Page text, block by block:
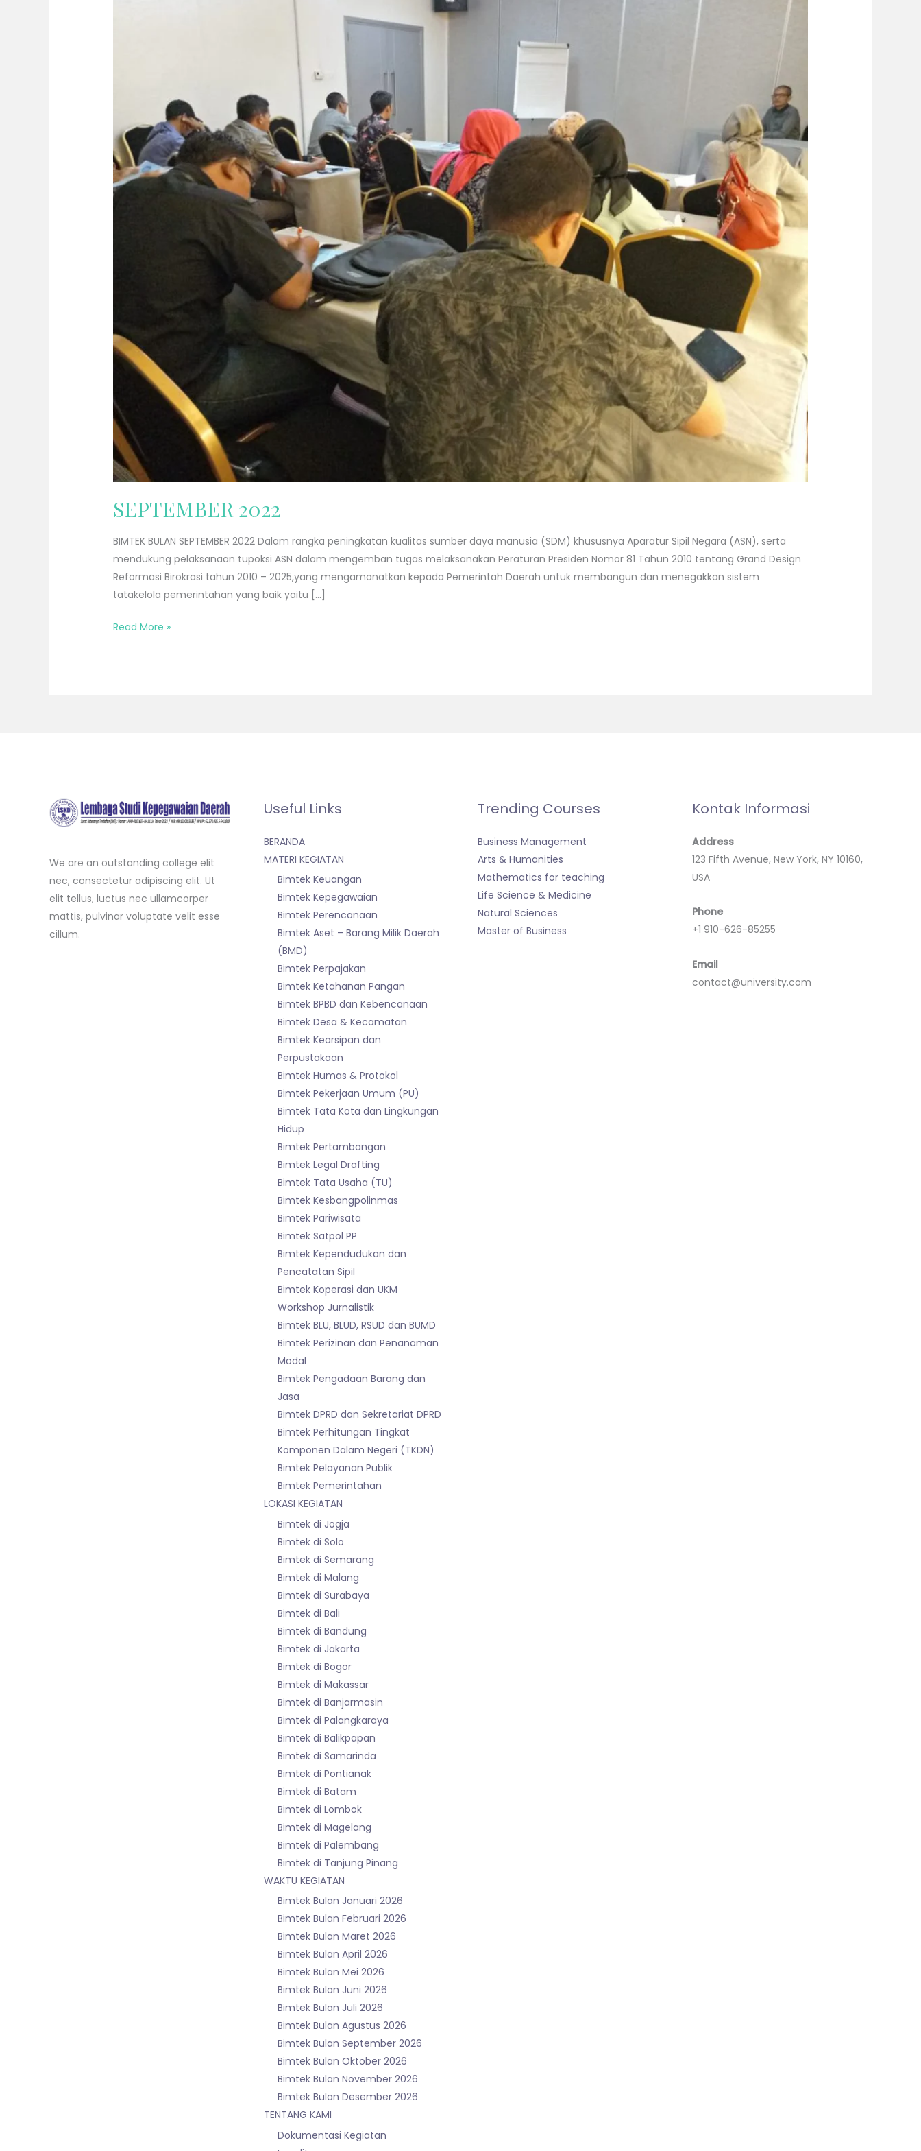
SEPTEMBER 2022
BIMTEK BULAN SEPTEMBER 2022 Dalam rangka peningkatan kualitas sumber daya manusia (SDM) khususnya Aparatur Sipil Negara (ASN), serta
mendukung pelaksanaan tupoksi ASN dalam mengemban tugas melaksanakan Peraturan Presiden Nomor 81 Tahun 2010 tentang Grand Design
Reformasi Birokrasi tahun 2010 – 2025,yang mengamanatkan kepada Pemerintah Daerah untuk membangun dan menegakkan sistem
tatakelola pemerintahan yang baik yaitu […]
Read More »
We are an outstanding college elit
nec, consectetur adipiscing elit. Ut
elit tellus, luctus nec ullamcorper
mattis, pulvinar voluptate velit esse
cillum.
Useful Links
BERANDA
MATERI KEGIATAN
Bimtek Keuangan
Bimtek Kepegawaian
Bimtek Perencanaan
Bimtek Aset – Barang Milik Daerah
(BMD)
Bimtek Perpajakan
Bimtek Ketahanan Pangan
Bimtek BPBD dan Kebencanaan
Bimtek Desa & Kecamatan
Bimtek Kearsipan dan
Perpustakaan
Bimtek Humas & Protokol
Bimtek Pekerjaan Umum (PU)
Bimtek Tata Kota dan Lingkungan
Hidup
Bimtek Pertambangan
Bimtek Legal Drafting
Bimtek Tata Usaha (TU)
Bimtek Kesbangpolinmas
Bimtek Pariwisata
Bimtek Satpol PP
Bimtek Kependudukan dan
Pencatatan Sipil
Bimtek Koperasi dan UKM
Workshop Jurnalistik
Bimtek BLU, BLUD, RSUD dan BUMD
Bimtek Perizinan dan Penanaman
Modal
Bimtek Pengadaan Barang dan
Jasa
Bimtek DPRD dan Sekretariat DPRD
Bimtek Perhitungan Tingkat
Komponen Dalam Negeri (TKDN)
Bimtek Pelayanan Publik
Bimtek Pemerintahan
LOKASI KEGIATAN
Bimtek di Jogja
Bimtek di Solo
Bimtek di Semarang
Bimtek di Malang
Bimtek di Surabaya
Bimtek di Bali
Bimtek di Bandung
Bimtek di Jakarta
Bimtek di Bogor
Bimtek di Makassar
Bimtek di Banjarmasin
Bimtek di Palangkaraya
Bimtek di Balikpapan
Bimtek di Samarinda
Bimtek di Pontianak
Bimtek di Batam
Bimtek di Lombok
Bimtek di Magelang
Bimtek di Palembang
Bimtek di Tanjung Pinang
WAKTU KEGIATAN
Bimtek Bulan Januari 2026
Bimtek Bulan Februari 2026
Bimtek Bulan Maret 2026
Bimtek Bulan April 2026
Bimtek Bulan Mei 2026
Bimtek Bulan Juni 2026
Bimtek Bulan Juli 2026
Bimtek Bulan Agustus 2026
Bimtek Bulan September 2026
Bimtek Bulan Oktober 2026
Bimtek Bulan November 2026
Bimtek Bulan Desember 2026
TENTANG KAMI
Dokumentasi Kegiatan
Trending Courses
Business Management
Arts & Humanities
Mathematics for teaching
Life Science & Medicine
Natural Sciences
Master of Business
Kontak Informasi
Address
123 Fifth Avenue, New York, NY 10160,
USA
Phone
+1 910-626-85255
Email
contact@university.com